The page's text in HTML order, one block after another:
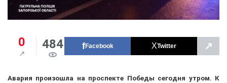
0 484 Facebook Twitter ↗
Авария произошла на проспекте Победы сегодня утром. К